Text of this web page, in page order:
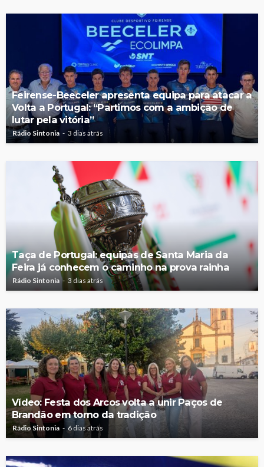
Feirense-Beeceler apresenta equipa para atacar a
Volta a Portugal: “Partimos com a ambição de
lutar pela vitória”
Rádio Sintonia 3 dias atrás
Taça de Portugal: equipas de Santa Maria da
Feira já conhecem o caminho na prova rainha
Rádio Sintonia 3 dias atrás
Vídeo: Festa dos Arcos volta a unir Paços de
Brandão em torno da tradição
Rádio Sintonia 6 dias atrás